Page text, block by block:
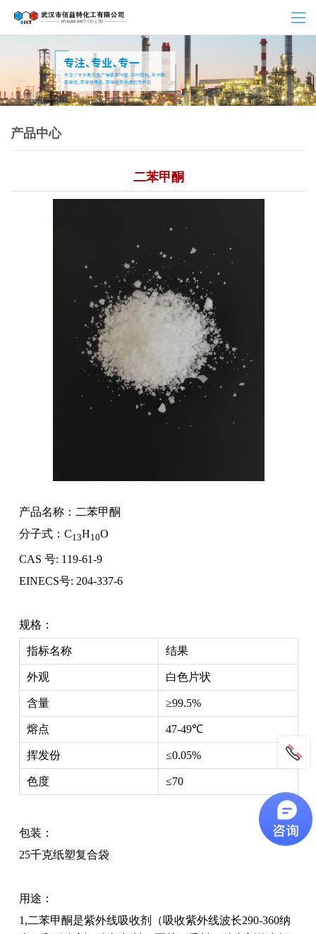
产品中心
二苯甲酮
产品名称：二苯甲酮
分子式：C13H10O
CAS 号: 119-61-9
EINECS号: 204-337-6
规格：
指标名称 结果
外观 白色片状
含量 ≥99.5%
熔点 47-49℃
挥发份 ≤0.05%
色度 ≤70
包装：
25千克纸塑复合袋
用途：
1,二苯甲酮是紫外线吸收剂（吸收紫外线波长290-360纳